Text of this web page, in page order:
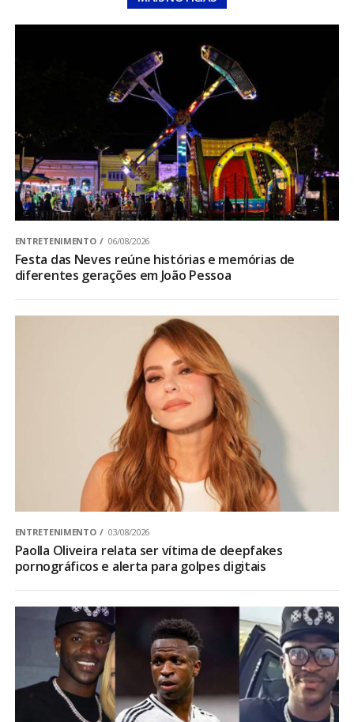
ENTRETENIMENTO 06/08/2026
Festa das Neves reúne histórias e memórias de
diferentes gerações em João Pessoa
ENTRETENIMENTO 03/08/2026
Paolla Oliveira relata ser vítima de deepfakes
pornográficos e alerta para golpes digitais